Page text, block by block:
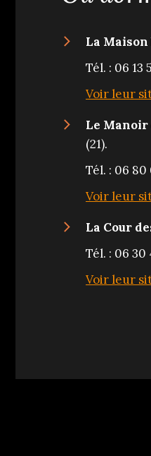
La Maison
Tél. : 06 13
Voir leur
Le Manoir
(21).
Tél. : 06 80
Voir leur
La Cour
Tél. : 06 30
Voir leur